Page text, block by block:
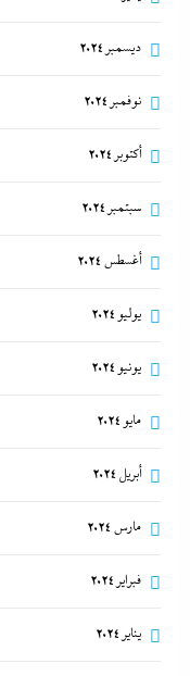
ديسمبر 2024
نوفمبر 2024
أكتوبر 2024
سبتمبر 2024
أغسطس 2024
يوليو 2024
يونيو 2024
مايو 2024
أبريل 2024
مارس 2024
فبراير 2024
يناير 2024